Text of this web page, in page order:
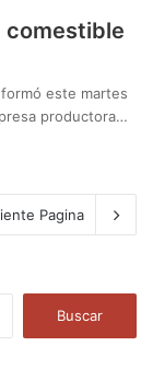
comestible
este martes
productora…
Pagina